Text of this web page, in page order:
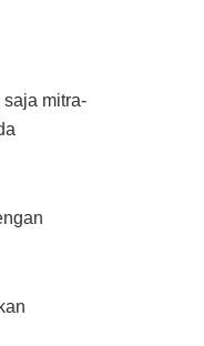
mitra-